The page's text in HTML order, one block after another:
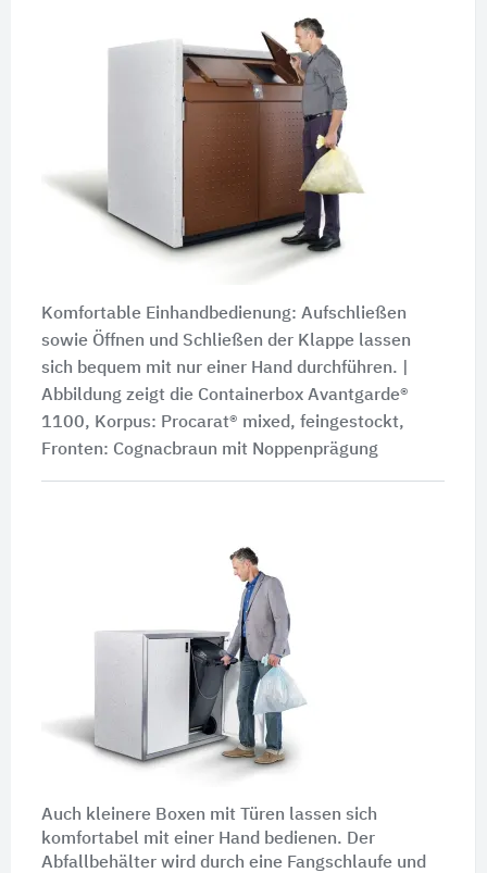
Komfortable Einhandbedienung: Aufschließen
sowie Öffnen und Schließen der Klappe lassen
sich bequem mit nur einer Hand durchführen. |
Abbildung zeigtdie Containerbox Avantgarde®
1100, Korpus: Procarat® mixed, feingestockt,
Fronten: Cognacbraun mit Noppenprägung
Auch kleinere Boxen mit Türen lassen sich
komfortabel mit einer Hand bedienen. Der
Abfallbehälter wird durch eine Fangschlaufe und